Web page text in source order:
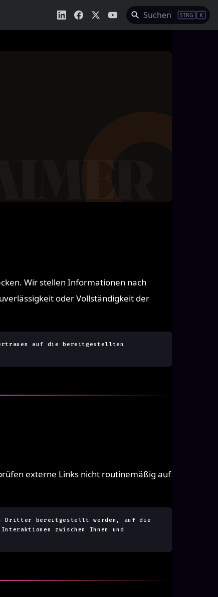
Suchen STRG K
Wir stellen Informationen nach
oder Vollständigkeit der
auf die bereitgestellten
externe Links nicht routinemäßig auf
Dritter bereitgestellt werden, auf die
zwischen Ihnen und